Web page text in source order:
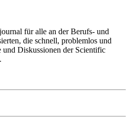
für alle an der Berufs- und
die schnell, problemlos und
Diskussionen der Scientific